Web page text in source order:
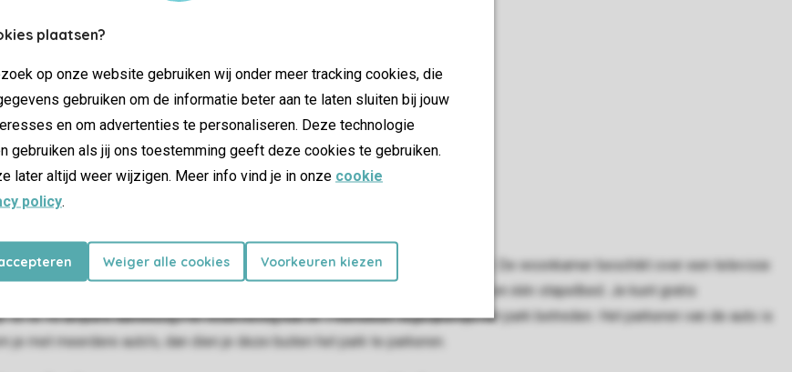
plaatsen?
op onze website gebruiken wij onder meer tracking cookies, die
gebruiken om de informatie beter aan te laten sluiten bij jouw
en om advertenties te personaliseren. Deze technologie
gebruiken als jij ons toestemming geeft deze cookies te gebruiken.
later altijd weer wijzigen. Meer info vind je in onze cookie
policy.
Weiger alle cookies Voorkeuren kiezen
is voorzien van o.a. koelkast, waterkoker, gasfornuis en koffiezetapparaat. De woonkamer beschikt over een televisie
en douche aanwezig. In de slaapcabines vind je één tweepersoonsbed en één stapelbed. Je kunt gratis
is 16 ampère aanwezig.Per reservering kan er 1 kenteken tegelijkertijd het park betreden. Het parkeren van de auto is
met meerdere auto's, dan dien je deze buiten het park te parkeren.